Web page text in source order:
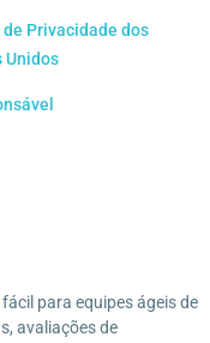
Privacidade dos
Unidos
para equipes ágeis de
avaliações de